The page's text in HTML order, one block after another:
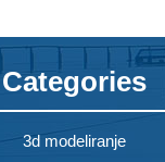
Categories
3d modeliranje